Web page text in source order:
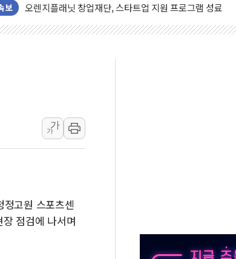
보
경찰, '300억대 사기 혐의' 차가원 대표 구속 송치
[속보] '해병 순직 책임' 임성근 전 사단장 항소심도 징역
구리값 사상 최고치…'닥터 코퍼'가 말하는 경기 신호가 달
에어프레미아, 호치민 노선 재개...3년 2개월 만
中企 졸업해도 세제혜택 3년 더...중기부, '피터팬 증후군'
[특징주] 엘앤에프, 흑자 전환·LFP 공급 본격화에 15%대
가
가
고원 스포츠센
점검에 나서며